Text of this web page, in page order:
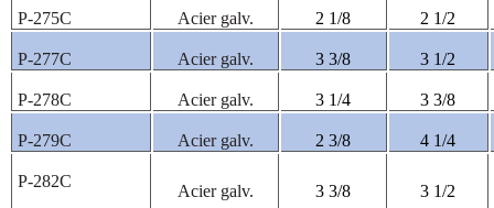
P-275C Acier galv. 2 1/8 2 1/2
P-277C Acier galv. 3 3/8 3 1/2
P-278C Acier galv. 3 1/4 3 3/8
P-279C Acier galv. 2 3/8 4 1/4
P-282C
Acier galv. 3 3/8 3 1/2